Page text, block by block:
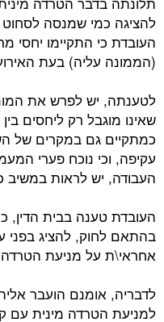
להציגה כמי שמנסה
העובדת כי התקיימו יחסי
(הממונה עליה) בעת
לטענתה, יש לפרש את
שאינו מוגבל רק ליחסים
כמתקיים גם במקרים של
עקיפה, וכי נוכח פערי
העבודה, יש לראות במשיב
העובדת טענה בבית הדין,
בהתאם לחוק, להציג בפני
אחראי\ת על מניעת הטרדה
לדבריה, אומנם הועבר
למניעת הטרדה מינית עם